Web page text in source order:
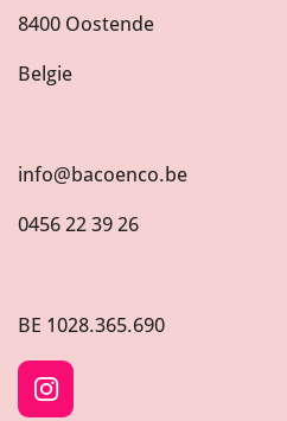
8400 Oostende
Belgie
info@bacoenco.be
0456 22 39 26
BE 1028.365.690
I